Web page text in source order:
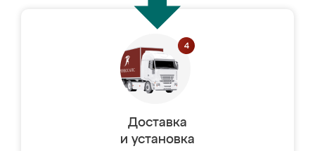
Доставка
и установка